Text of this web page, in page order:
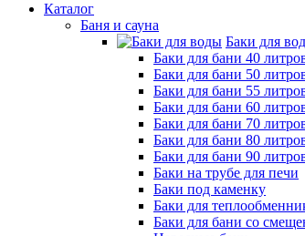
Каталог
Баня и сауна
Баки для
Баки для бани 40
Баки для бани 50
Баки для бани 55
Баки для бани 60
Баки для бани 70
Баки для бани 80
Баки для бани 90
Баки на трубе для печи
Баки под каменку
Баки для
Баки для бани со